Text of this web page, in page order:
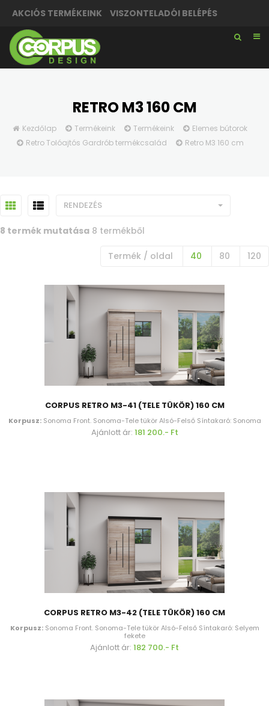
AKCIÓS TERMÉKEINK VISZONTELADÓI BELÉPÉS
RETRO M3 160 CM
Kezdőlap Termékeink Termékeink
Elemes bútorok
Retro Tolóajtós Gardrób termékcsalád
Retro M3 160 cm
RENDEZÉS
8 termék mutatása 8 termékből
Termék / oldal 40 80 120
CORPUS RETRO M3-41 (TELE TÜKÖR) 160 CM
Korpusz:Sonoma Front. Sonoma-Tele tükör Alsó-Felső Síntakaró: Sonoma
Ajánlott ár: 181 200.- Ft
CORPUS RETRO M3-42 (TELE TÜKÖR) 160 CM
Korpusz:Sonoma Front. Sonoma-Tele tükör Alsó-Felső Síntakaró: Selyem
fekete
Ajánlott ár: 182 700.- Ft